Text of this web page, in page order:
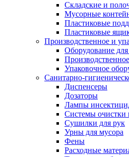
Складские и
Мусорные
Пластиковые
Пластиковые
Производственное и
Оборудование
Упаковочное
Санитарно-
Диспенсеры
Дозаторы
Лампы
Системы очистки
Сушилки для рук
Урны для мусора
Фены
Расходные